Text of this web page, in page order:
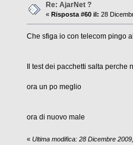
Re: AjarNet ?
« Risposta #60 il: 28
Che sfiga io con telecom pingo
Il test dei pacchetti salta perche
ora un po meglio
ora di nuovo male
« Ultima modifica: 28 Dicembre